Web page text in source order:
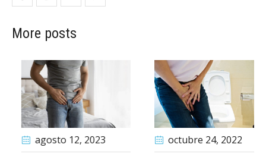
More posts
mayo 25, 2023 agosto 12, 2023